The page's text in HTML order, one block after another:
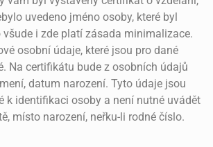
uvedeno jméno osoby, které byl
všude i zde platí zásada minimalizace.
osobní údaje, které jsou pro dané
Na certifikátu bude z osobních údajů
datum narození. Tyto údaje jsou
k identifikaci osoby a není nutné uvádět
místo narození, neřku-li rodné číslo.